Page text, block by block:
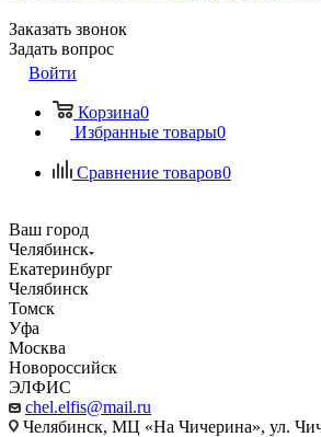
Заказать звонок
Задать вопрос
Войти
Корзина0
Избранные товары0
Сравнение товаров0
Ваш город
Челябинск
Екатеринбург
Челябинск
Томск
Уфа
Москва
Новороссийск
ЭЛФИС
chel.elfis@mail.ru
Челябинск, МЦ «На Чичерина», ул.